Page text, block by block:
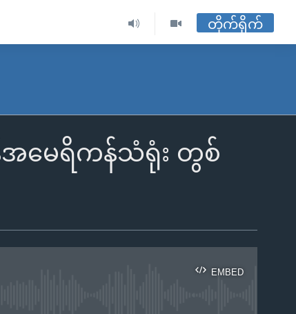
တိုက်ရိုက်
အမေရိကန်သံရုံး တွစ်
EMBED